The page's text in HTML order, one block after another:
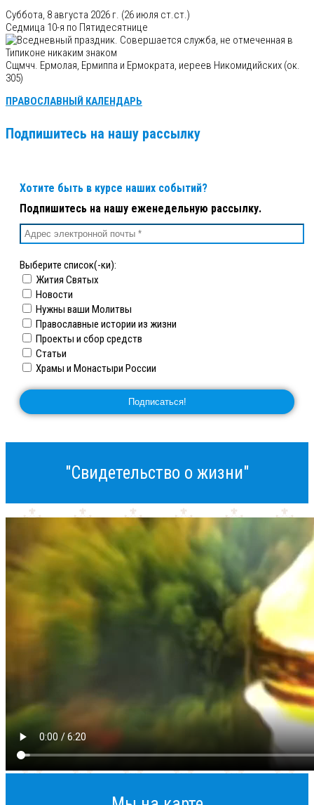
Суббота, 8 августа 2026 г. (26 июля ст.ст.)
Седмица 10-я по Пятидесятнице
Сщмчч. Ермолая, Ермиппа и Ермократа, иереев Никомидийских (ок.
305)
ПРАВОСЛАВНЫЙ КАЛЕНДАРЬ
Подпишитесь на нашу рассылку
Хотите быть в курсе наших событий?
Подпишитесь на нашу еженедельную рассылку.
Выберите список(-ки):
Жития Святых
Новости
Нужны ваши Молитвы
Православные истории из жизни
Проекты и сбор средств
Статьи
Храмы и Монастыри России
"Свидетельство о жизни"